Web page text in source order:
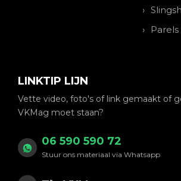
Parels
LINKTIP LIJN
Vette video, foto's of link gemaakt of
VKMag moet staan?
06 590 590 72
Stuur ons materiaal via Whatsapp